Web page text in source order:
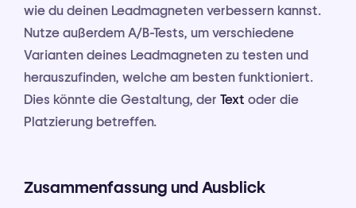
wie du deinen Leadmagneten verbessern kannst.
Nutze außerdem A/B-Tests, um verschiedene
Varianten deines Leadmagneten zu testen und
herauszufinden, welche am besten funktioniert.
Dies könnte die Gestaltung, der Text oder die
Platzierung betreffen.
Zusammenfassung und Ausblick